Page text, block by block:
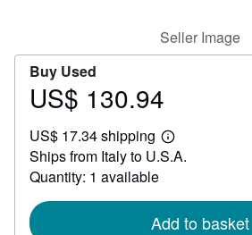
Seller Image
Buy Used
Price
130.94
US$ 130.94
US$ 17.34 shipping
Learn
more
Ships from Italy to U.S.A.
Quantity: 1 available
Add to basket